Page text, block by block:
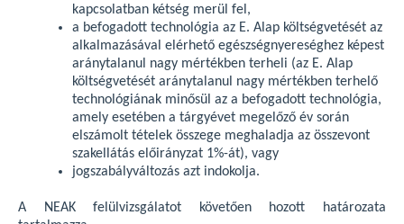
kapcsolatban kétség merül fel,
a befogadott technológia az E. Alap költségvetését az
alkalmazásával elérhető egészségnyereséghez képest
aránytalanul nagy mértékben terheli (az E. Alap
költségvetését aránytalanul nagy mértékben terhelő
technológiának minősül az a befogadott technológia,
amely esetében a tárgyévet megelőző év során
elszámolt tételek összege meghaladja az összevont
szakellátás előirányzat 1%-át), vagy
jogszabályváltozás azt indokolja.
A NEAK felülvizsgálatot követően hozott határozata